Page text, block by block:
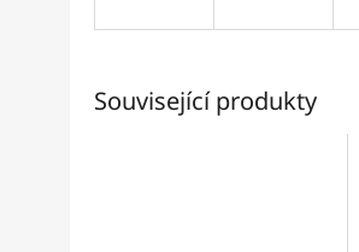
Související produkty